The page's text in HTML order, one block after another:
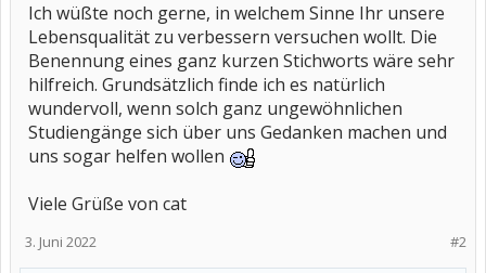
Ich wüßte noch gerne, in welchem Sinne Ihr unsere
Lebensqualität zu verbessern versuchen wollt. Die
Benennung eines ganz kurzen Stichworts wäre sehr
hilfreich. Grundsätzlich finde ich es natürlich
wundervoll, wenn solch ganz ungewöhnlichen
Studiengänge sich über uns Gedanken machen und
uns sogar helfen wollen
Viele Grüße von cat
#2
3. Juni 2022